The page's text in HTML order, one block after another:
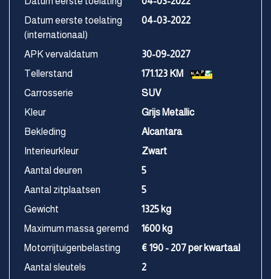
Datum eerste toelating
(internationaal)
04-03-2022
APK vervaldatum
30-09-2027
Tellerstand
171.123 KM
Carrosserie
SUV
Kleur
Grijs Metallic
Bekleding
Alcantara
Interieurkleur
Zwart
Aantal deuren
5
Aantal zitplaatsen
5
Gewicht
1325 kg
Maximum massa geremd
1600 kg
Motorrijtuigenbelasting
€ 190 - 207 per kwartaal
Aantal sleutels
2